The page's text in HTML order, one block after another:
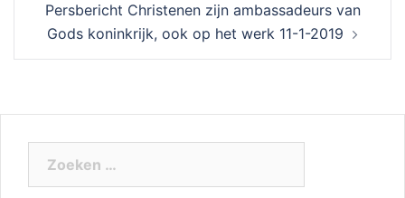
Persbericht Christenen zijn ambassadeurs van
Gods koninkrijk, ook op het werk 11-1-2019